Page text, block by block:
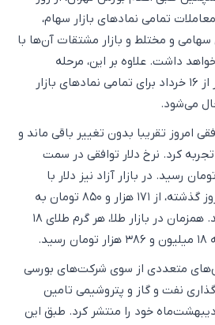
۱۴۰۵، زمان معاملات تمامی نمادهای بازار سهام،
و مختلط و بازار مشتقات آن‌ها با
داشت. علاوه بر این، مرحله
معاملات پایانی (TAL) نیز از ۱۶ خرداد برای تمامی نمادهای بازار
می‌شود.
امروز تقریبا بدون تغییر باقی ماند و
کرد. نرخ دلار توافقی در سمت
فروش به ۱۴۷ هزار و ۲۹۰ تومان رسید. در بازار آزاد نیز دلار با
افزایش قیمت نسبت به روز گذشته، از ۱۷۱ هزار و ۸۵۰ تومان به
۱۷۶ هزار و ۱۸۰ تومان رسید. همزمان در بازار طلا، هر گرم طلای ۱۸
متعددی از سوی شرکت‌های بورسی
نفت و گاز و پتروشیمی تامین
خود را منتشر کرد. طبق این